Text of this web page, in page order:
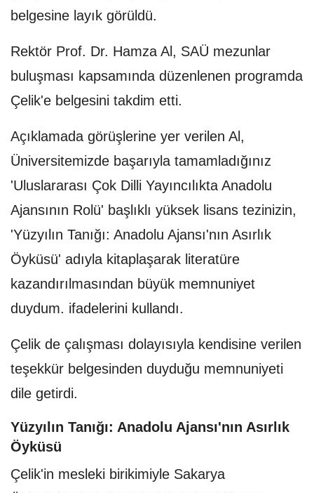
belgesine layık görüldü.
Rektör Prof. Dr. Hamza Al, SAÜ mezunlar
buluşması kapsamında düzenlenen programda
Çelik'e belgesini takdim etti.
Açıklamada görüşlerine yer verilen Al,
Üniversitemizde başarıyla tamamladığınız
'Uluslararası Çok Dilli Yayıncılıkta Anadolu
Ajansının Rolü' başlıklı yüksek lisans tezinizin,
'Yüzyılın Tanığı: Anadolu Ajansı'nın Asırlık
Öyküsü' adıyla kitaplaşarak literatüre
kazandırılmasından büyük memnuniyet
duydum. ifadelerini kullandı.
Çelik de çalışması dolayısıyla kendisine verilen
teşekkür belgesinden duyduğu memnuniyeti
dile getirdi.
Yüzyılın Tanığı: Anadolu Ajansı'nın Asırlık
Öyküsü
Çelik'in mesleki birikimiyle Sakarya